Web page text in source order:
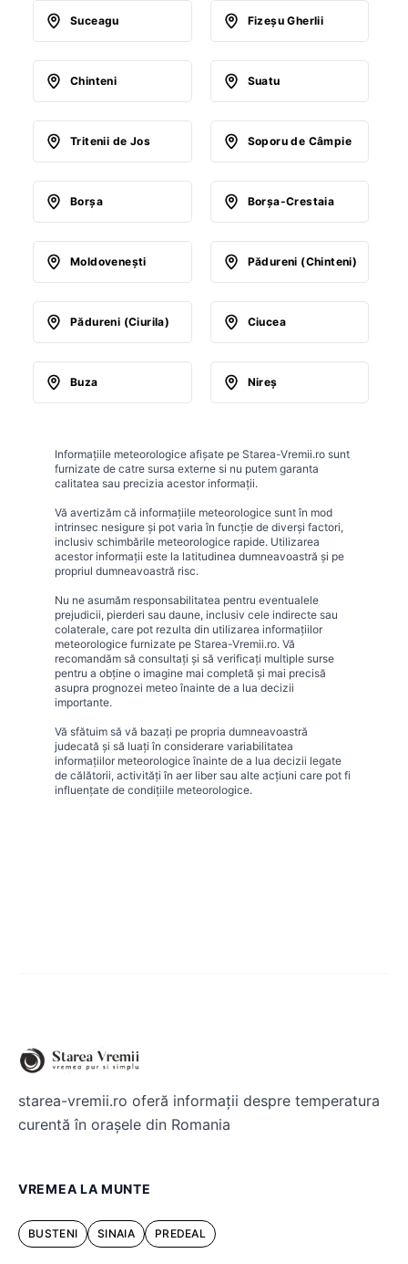
Suceagu Fizeşu Gherlii
Chinteni Suatu
Tritenii de Jos Soporu de Câmpie
Borşa Borşa-Crestaia
Moldoveneşti Pădureni (Chinteni)
Pădureni (Ciurila) Ciucea
Buza Nireş
Informațiile meteorologice afișate pe Starea-Vremii.ro sunt
furnizate de catre sursa externe si nu putem garanta
calitatea sau precizia acestor informații.
Vă avertizăm că informațiile meteorologice sunt în mod
intrinsec nesigure și pot varia în funcție de diverși factori,
inclusiv schimbările meteorologice rapide. Utilizarea
acestor informații este la latitudinea dumneavoastră și pe
propriul dumneavoastră risc.
Nu ne asumăm responsabilitatea pentru eventualele
prejudicii, pierderi sau daune, inclusiv cele indirecte sau
colaterale, care pot rezulta din utilizarea informațiilor
meteorologice furnizate pe Starea-Vremii.ro. Vă
recomandăm să consultați și să verificați multiple surse
pentru a obține o imagine mai completă și mai precisă
asupra prognozei meteo înainte de a lua decizii
importante.
Vă sfătuim să vă bazați pe propria dumneavoastră
judecată și să luați în considerare variabilitatea
informațiilor meteorologice înainte de a lua decizii legate
de călătorii, activități în aer liber sau alte acțiuni care pot fi
influențate de condițiile meteorologice.
starea-vremii.ro oferă informații despre temperatura
curentă în orașele din Romania
VREMEA LA MUNTE
BUSTENI SINAIA PREDEAL